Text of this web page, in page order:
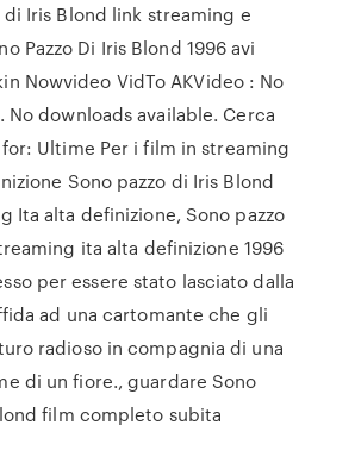
di Iris Blond link streaming e
Pazzo Di Iris Blond 1996 avi
Nowvideo VidTo AKVideo : No
No downloads available. Cerca
Ultime Per i film in streaming
Sono pazzo di Iris Blond
Ita alta definizione, Sono pazzo
ita alta definizione 1996
per essere stato lasciato dalla
ad una cartomante che gli
radioso in compagnia di una
di un fiore., guardare Sono
film completo subita